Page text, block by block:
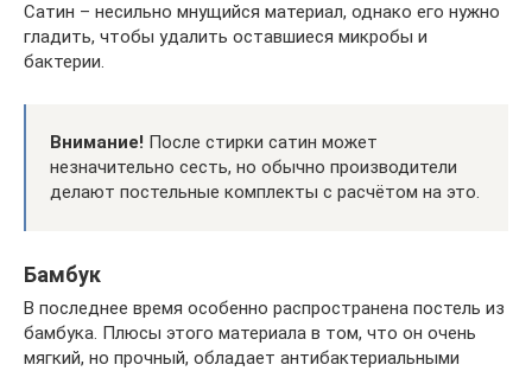
Сатин – несильно мнущийся материал, однако его нужно
гладить, чтобы удалить оставшиеся микробы и
бактерии.
Внимание! После стирки сатин может
незначительно сесть, но обычно производители
делают постельные комплекты с расчётом на это.
Бамбук
В последнее время особенно распространена постель из
бамбука. Плюсы этого материала в том, что он очень
мягкий, но прочный, обладает антибактериальными